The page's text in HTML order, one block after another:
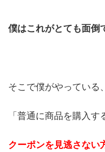
僕はこれがとても面倒
そこで僕がやっている、
「普通に商品を購入す
クーポンを見逃さない